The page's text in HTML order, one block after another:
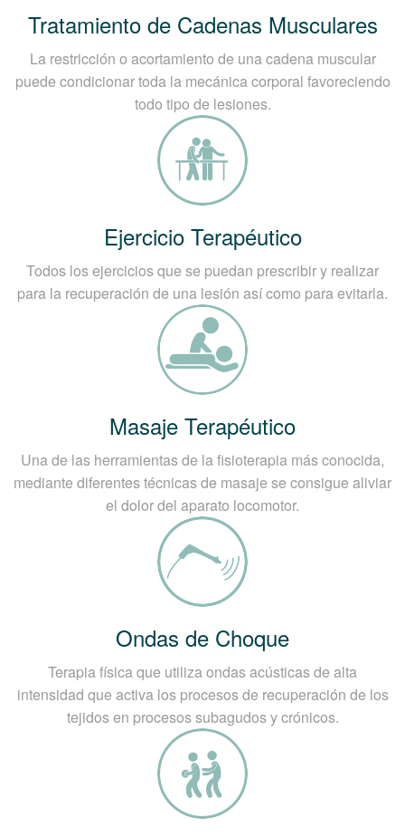
Tratamiento de Cadenas Musculares
La restricción o acortamiento de una cadena muscular
puede condicionar toda la mecánica corporal favoreciendo
todo tipo de lesiones.
Ejercicio Terapéutico
Todos los ejercicios que se puedan prescribir y realizar
para la recuperación de una lesión así como para evitarla.
Masaje Terapéutico
Una de las herramientas de la fisioterapia más conocida,
mediante diferentes técnicas de masaje se consigue aliviar
el dolor del aparato locomotor.
Ondas de Choque
Terapia física que utiliza ondas acústicas de alta
intensidad que activa los procesos de recuperación de los
tejidos en procesos subagudos y crónicos.